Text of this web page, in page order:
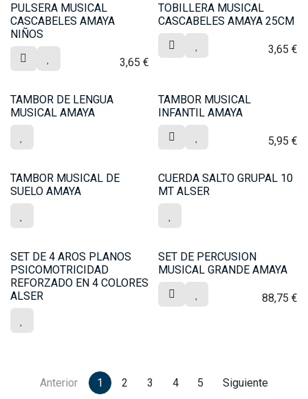
PULSERA MUSICAL
CASCABELES AMAYA
NIÑOS
3,65 €
TOBILLERA MUSICAL
CASCABELES AMAYA 25CM
3,65 €
TAMBOR DE LENGUA
MUSICAL AMAYA
TAMBOR MUSICAL
INFANTIL AMAYA
5,95 €
TAMBOR MUSICAL DE
SUELO AMAYA
CUERDA SALTO GRUPAL 10
MT ALSER
SET DE 4 AROS PLANOS
PSICOMOTRICIDAD
REFORZADO EN 4 COLORES
ALSER
SET DE PERCUSION
MUSICAL GRANDE AMAYA
88,75 €
Anterior 1 2 3 4 5 Siguiente